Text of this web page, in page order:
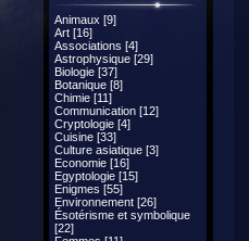
Animaux [9]
Art [16]
Associations [4]
Astrophysique [29]
Biologie [37]
Botanique [8]
Chimie [11]
Communication [12]
Cryptologie [4]
Cuisine [33]
Culture asiatique [3]
Economie [16]
Egyptologie [15]
Enigmes [55]
Environnement [26]
Ésotérisme et symbolique
[22]